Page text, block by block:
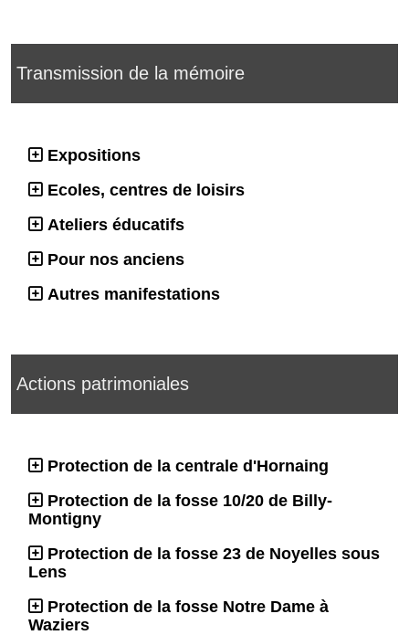
Transmission de la mémoire
Expositions
Ecoles, centres de loisirs
Ateliers éducatifs
Pour nos anciens
Autres manifestations
Actions patrimoniales
Protection de la centrale d'Hornaing
Protection de la fosse 10/20 de Billy-
Montigny
Protection de la fosse 23 de Noyelles sous
Lens
Protection de la fosse Notre Dame à
Waziers